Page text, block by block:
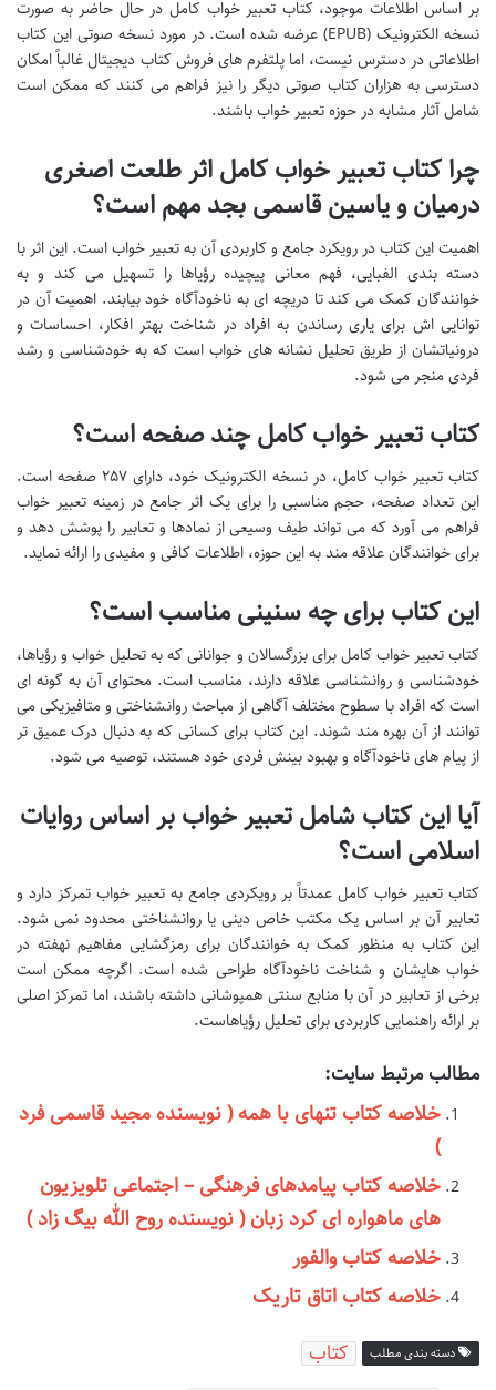
بر اساس اطلاعات موجود، کتاب تعبیر خواب کامل در حال حاضر به صورت
نسخه الکترونیک (EPUB) عرضه شده است. در مورد نسخه صوتی این کتاب
اطلاعاتی در دسترس نیست، اما پلتفرم های فروش کتاب دیجیتال غالباً امکان
دسترسی به هزاران کتاب صوتی دیگر را نیز فراهم می کنند که ممکن است
شامل آثار مشابه در حوزه تعبیر خواب باشند.
چرا کتاب تعبیر خواب کامل اثر طلعت اصغری
درمیان و یاسین قاسمی بجد مهم است؟
اهمیت این کتاب در رویکرد جامع و کاربردی آن به تعبیر خواب است. این اثر با
دسته بندی الفبایی، فهم معانی پیچیده رؤیاها را تسهیل می کند و به
خوانندگان کمک می کند تا دریچه ای به ناخودآگاه خود بیابند. اهمیت آن در
توانایی اش برای یاری رساندن به افراد در شناخت بهتر افکار، احساسات و
درونیاتشان از طریق تحلیل نشانه های خواب است که به خودشناسی و رشد
فردی منجر می شود.
کتاب تعبیر خواب کامل چند صفحه است؟
کتاب تعبیر خواب کامل، در نسخه الکترونیک خود، دارای ۲۵۷ صفحه است.
این تعداد صفحه، حجم مناسبی را برای یک اثر جامع در زمینه تعبیر خواب
فراهم می آورد که می تواند طیف وسیعی از نمادها و تعابیر را پوشش دهد و
برای خوانندگان علاقه مند به این حوزه، اطلاعات کافی و مفیدی را ارائه نماید.
این کتاب برای چه سنینی مناسب است؟
کتاب تعبیر خواب کامل برای بزرگسالان و جوانانی که به تحلیل خواب و رؤیاها،
خودشناسی و روانشناسی علاقه دارند، مناسب است. محتوای آن به گونه ای
است که افراد با سطوح مختلف آگاهی از مباحث روانشناختی و متافیزیکی می
توانند از آن بهره مند شوند. این کتاب برای کسانی که به دنبال درک عمیق تر
از پیام های ناخودآگاه و بهبود بینش فردی خود هستند، توصیه می شود.
آیا این کتاب شامل تعبیر خواب بر اساس روایات
اسلامی است؟
کتاب تعبیر خواب کامل عمدتاً بر رویکردی جامع به تعبیر خواب تمرکز دارد و
تعابیر آن بر اساس یک مکتب خاص دینی یا روانشناختی محدود نمی شود.
این کتاب به منظور کمک به خوانندگان برای رمزگشایی مفاهیم نهفته در
خواب هایشان و شناخت ناخودآگاه طراحی شده است. اگرچه ممکن است
برخی از تعابیر در آن با منابع سنتی همپوشانی داشته باشند، اما تمرکز اصلی
بر ارائه راهنمایی کاربردی برای تحلیل رؤیاهاست.
مطالب مرتبط سایت:
خلاصه کتاب تنهای با همه ( نویسنده مجید قاسمی فرد
)
خلاصه کتاب پیامدهای فرهنگی – اجتماعی تلویزیون
های ماهواره ای کرد زبان ( نویسنده روح الله بیگ زاد )
خلاصه کتاب والفور
خلاصه کتاب اتاق تاریک
دسته بندی مطلب کتاب